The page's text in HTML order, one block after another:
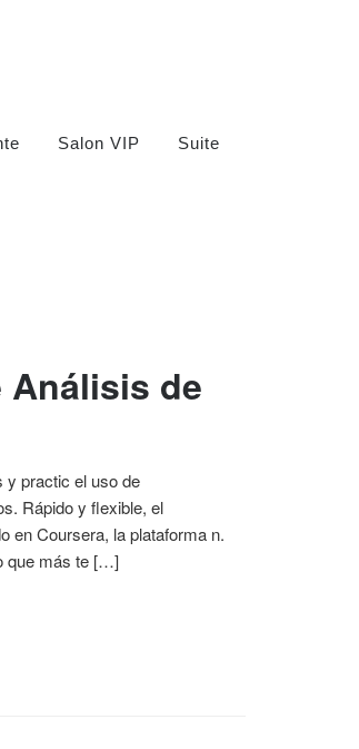
Salon VIP Suite
de
y practic el uso de
Rápido y flexible, el
en Coursera, la plataforma n.
que más te […]